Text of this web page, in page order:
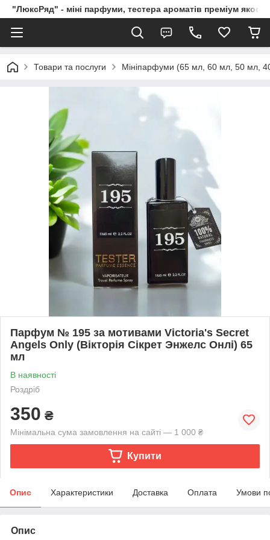
"ЛюксРяд" - міні парфуми, тестера ароматів преміум
Товари та послуги Мініпарфуми (65 мл, 60 мл, 50 мл,
Парфум № 195 за мотивами Victoria's Secret
Angels Only (Вікторія Сікрет Энжелс Онлі) 65
мл
В наявності
Роздріб
350 ₴
Мінімальна сума замовлення на сайті — 1 000 ₴
Купити
Опис Характеристики Доставка Оплата Умови
Опис